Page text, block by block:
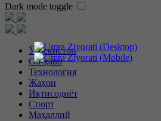
Dark mode toggle
Ўзбекистон
Об-ҳаво
Технология
Жаҳон
Иқтисодиёт
Спорт
Маҳаллий